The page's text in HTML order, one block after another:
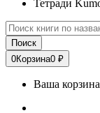
Тетради
Поиск
0Корзина0 ₽
Ваша